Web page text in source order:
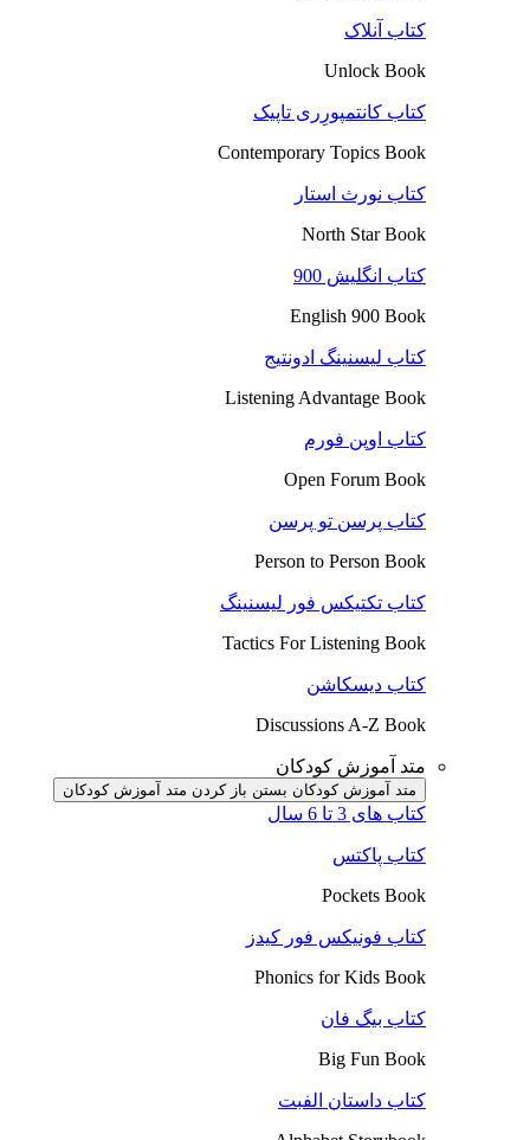
کتاب آنلاک
Unlock Book
کتاب کانتمپورِری تاپیک
Contemporary Topics Book
کتاب نورث استار
North Star Book
کتاب انگلیش 900
English 900 Book
کتاب لیسنینگ ادونتیج
Listening Advantage Book
کتاب اوپن فورم
Open Forum Book
کتاب پرسن تو پرسن
Person to Person Book
کتاب تکتیکس فور لیسنینگ
Tactics For Listening Book
کتاب دیسکاشن
Discussions A-Z Book
متد آموزش کودکان
متد آموزش کودکان بستن باز کردن متد آموزش کودکان
کتاب های 3 تا 6 سال
کتاب پاکتس
Pockets Book
کتاب فونیکس فور کیدز
Phonics for Kids Book
کتاب بیگ فان
Big Fun Book
کتاب داستان الفبت